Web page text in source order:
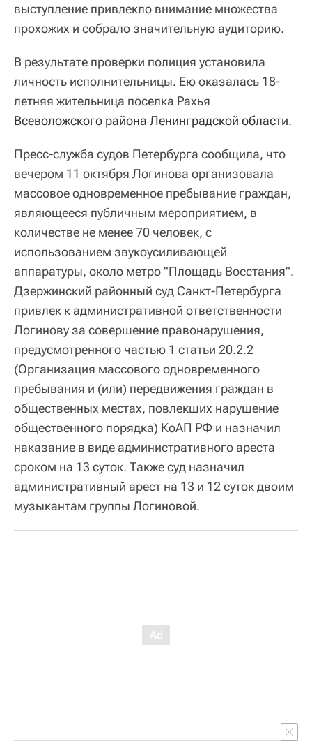
выступление привлекло внимание множества
прохожих и собрало значительную аудиторию.
В результате проверки полиция установила
личность исполнительницы. Ею оказалась 18-
летняя жительница поселка Рахья
Всеволожского района Ленинградской области.
Пресс-служба судов Петербурга сообщила, что
вечером 11 октября Логинова организовала
массовое одновременное пребывание граждан,
являющееся публичным мероприятием, в
количестве не менее 70 человек, с
использованием звукоусиливающей
аппаратуры, около метро "Площадь Восстания".
Дзержинский районный суд Санкт-Петербурга
привлек к административной ответственности
Логинову за совершение правонарушения,
предусмотренного частью 1 статьи 20.2.2
(Организация массового одновременного
пребывания и (или) передвижения граждан в
общественных местах, повлекших нарушение
общественного порядка) КоАП РФ и назначил
наказание в виде административного ареста
сроком на 13 суток. Также суд назначил
административный арест на 13 и 12 суток двоим
музыкантам группы Логиновой.